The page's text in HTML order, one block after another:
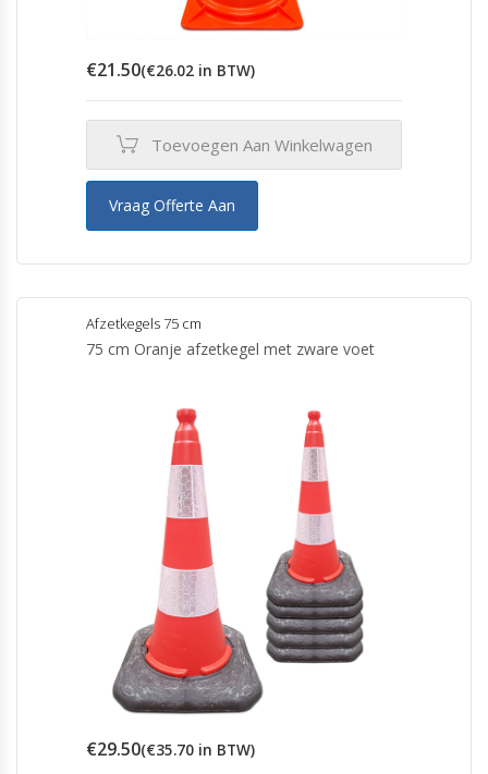
€21.50(€26.02 in BTW)
Toevoegen Aan Winkelwagen
Vraag Offerte Aan
Afzetkegels 75 cm
75 cm Oranje afzetkegel met zware voet
€29.50(€35.70 in BTW)